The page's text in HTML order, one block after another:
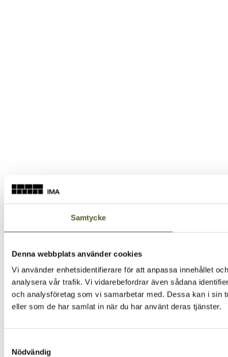
Samtycke
Denna webbplats använder cookies
Vi använder enhetsidentifierare för att anpassa innehållet
analysera vår trafik. Vi vidarebefordrar även sådana
och analysföretag som vi samarbetar med. Dessa kan i sin
eller som de har samlat in när du har använt deras tjänster.
Nödvändig